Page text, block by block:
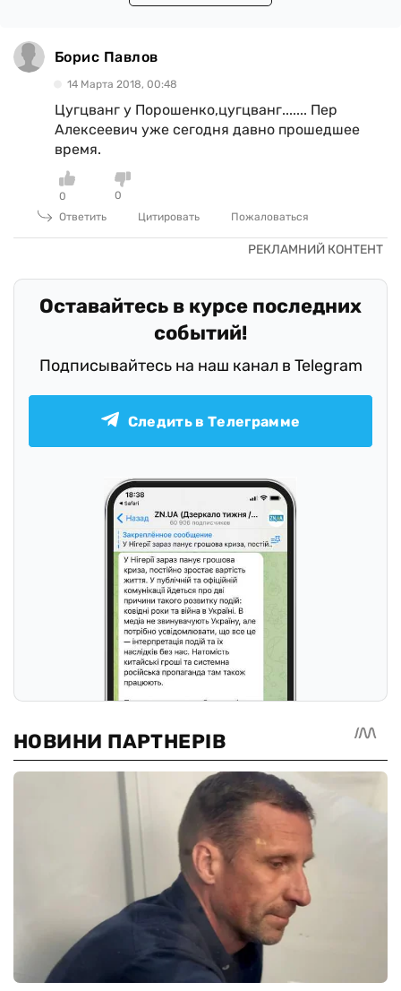
Борис Павлов
14 Марта 2018, 00:48
Цугцванг у Порошенко,цугцванг....... Пер
Алексеевич уже сегодня давно прошедшее
время.
0
0
Ответить
Цитировать Пожаловаться
Оставайтесь в курсе последних
событий!
Подписывайтесь на наш канал в Telegram
Следить в Телеграмме